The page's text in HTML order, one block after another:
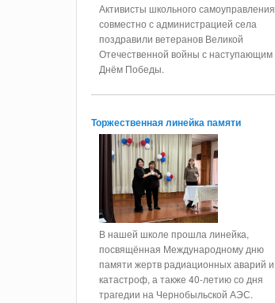
Активисты школьного самоуправления
совместно с администрацией села
поздравили ветеранов Великой
Отечественной войны с наступающим
Днём Победы.
Торжественная линейка памяти
В нашей школе прошла линейка,
посвящённая Международному дню
памяти жертв радиационных аварий и
катастроф, а также 40-летию со дня
трагедии на Чернобыльской АЭС.